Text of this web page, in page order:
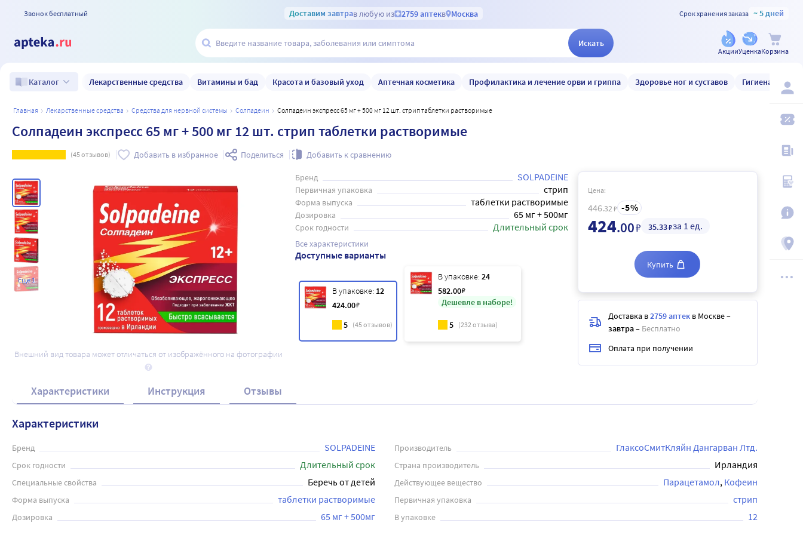
Звонок бесплатный Доставим завтрав любую из 2759 аптекв Москва Срок хранения заказа ~ 5 дней
Искать
АкцииУценкаКорзина
Каталог Лекарственные средства Витамины и бад Красота и базовый уход Аптечная косметика Профилактика и лечение орви и гриппа Здоровье ног и суставов Гигиена и уход
главная лекарственные средства средства для нервной системы солпадеин Солпадеин экспресс 65 мг + 500 мг 12 шт. стрип таблетки растворимые
Солпадеин экспресс 65 мг + 500 мг 12 шт. стрип таблетки растворимые
(45отзывов) Добавить в избранное Поделиться Добавить к сравнению
Ещё 1
Внешний вид товара может отличаться от изображённого на фотографии
Бренд SOLPADEINE
Первичная упаковка стрип
Форма выпуска таблетки растворимые
Дозировка 65 мг + 500мг
Срок годности Длительный срок
Все характеристики
Доступные варианты
В упаковке: 12
424.00₽
5 (45отзывов)
В упаковке: 24
582.00₽
Дешевле в наборе!
5 (232отзыва)
Цена:
446.32 ₽ 5
424.00₽ 35.33₽за 1 ед.
Купить
Доставка в2759 аптек в Москве–
завтра– Бесплатно
Оплата при получении
Характеристики Инструкция Отзывы
Характеристики
Бренд SOLPADEINE Производитель ГлаксоСмитКляйн Дангарван Лтд.
Срок годности Длительный срок Страна производитель Ирландия
Специальные свойства Беречь от детей Действующее вещество Парацетамол Кофеин
Форма выпуска таблетки растворимые Первичная упаковка стрип
Дозировка 65 мг + 500мг В упаковке 12